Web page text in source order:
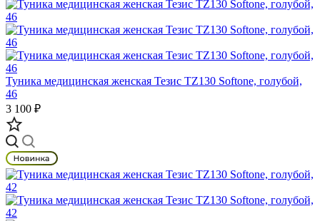
Туника медицинская женская Тезис TZ130 Softone, голубой,
46
3 100 ₽